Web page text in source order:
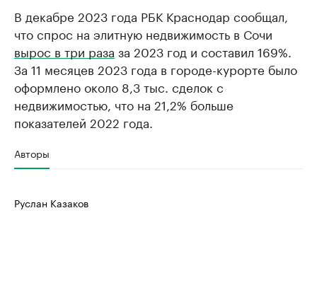
В декабре 2023 года РБК Краснодар сообщал,
что спрос на элитную недвижимость в Сочи
вырос в три раза за 2023 год и составил 169%.
За 11 месяцев 2023 года в городе-курорте было
оформлено около 8,3 тыс. сделок с
недвижимостью, что на 21,2% больше
показателей 2022 года.
Авторы
Руслан Казаков